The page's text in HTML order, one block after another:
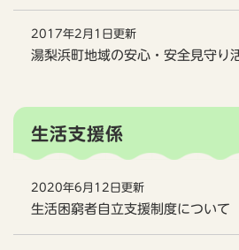
2017年2月1日更新
湯梨浜町地域の安心・安全見守り
生活支援係
2020年6月12日更新
生活困窮者自立支援制度について